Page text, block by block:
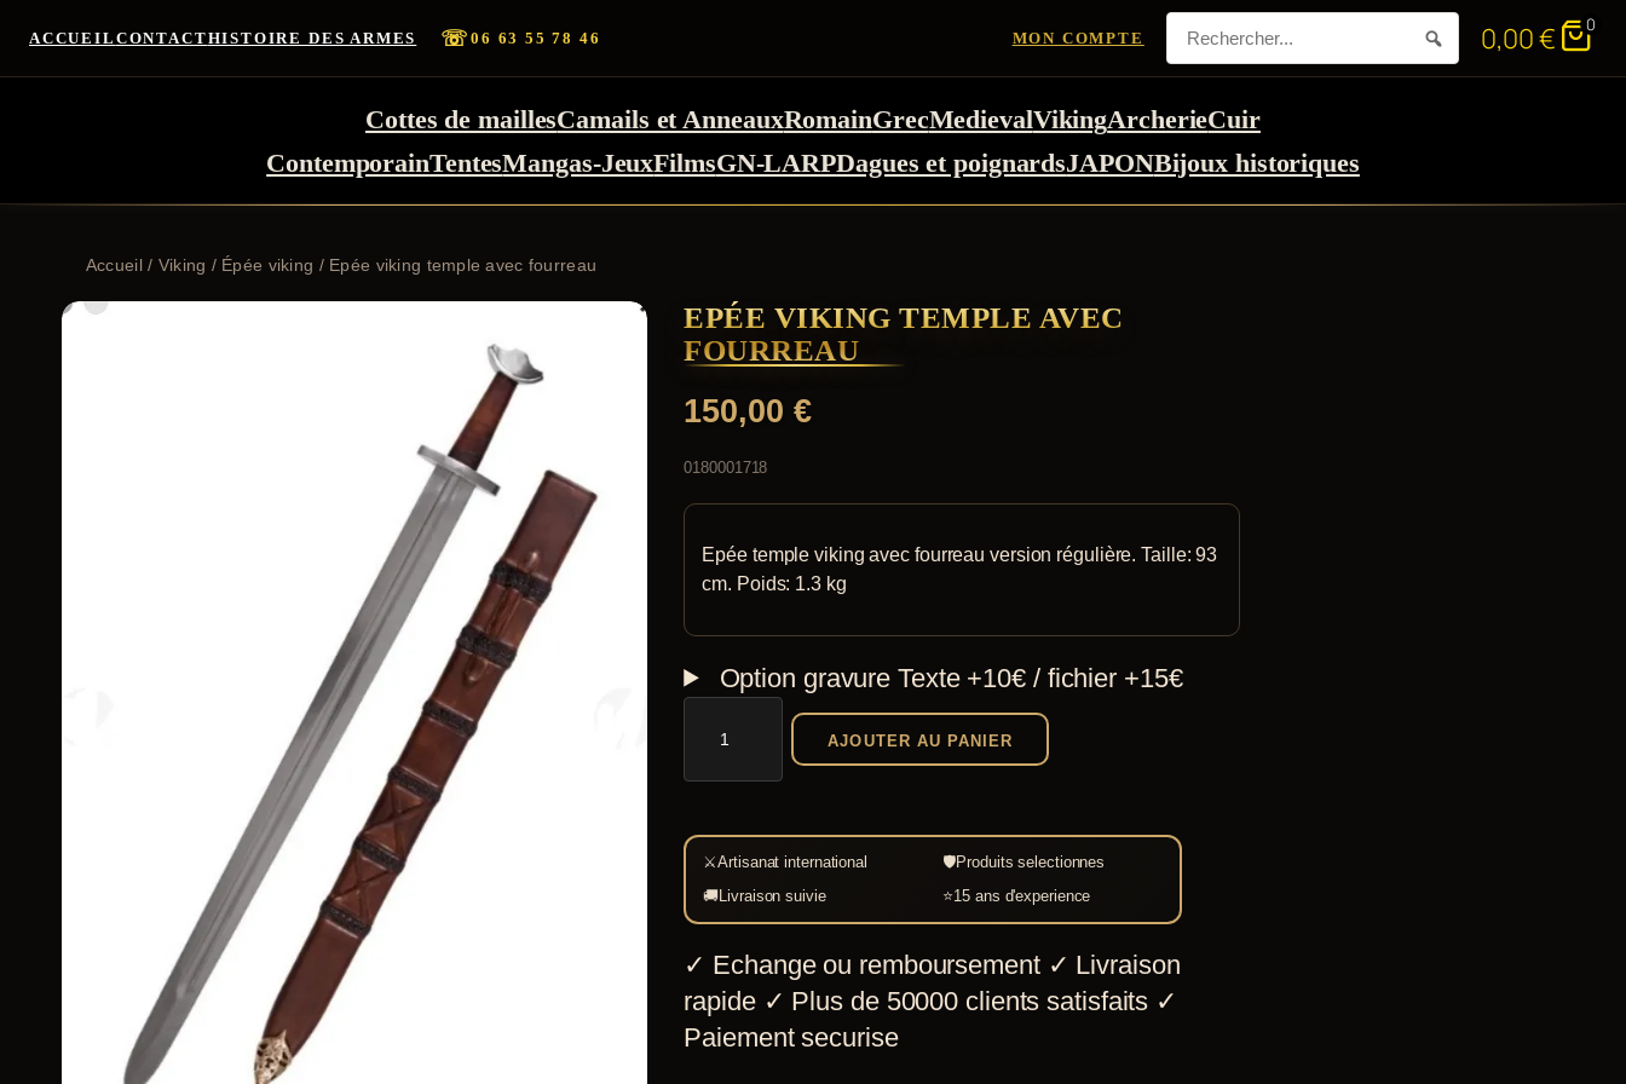
ACCUEIL CONTACTHISTOIRE DES ARMES ☏06 63 55 78 46 MON COMPTE 0,00€ 0
Cottes de maillesCamails et AnneauxRomainGrecMedievalVikingArcherieCuir
ContemporainTentesMangas-JeuxFilmsGN-LARPDagues et poignardsJAPONBijoux historiques
Accueil/ Viking / Épée viking / Epée viking temple avec fourreau
EPÉE VIKING TEMPLE AVEC
FOURREAU
150,00 €
0180001718
Epée temple viking avec fourreau version régulière. Taille: 93
cm. Poids: 1.3 kg
Option gravure Texte +10€ / fichier +15€
Epée
temple
avec
fourreau
AJOUTER AU PANIER
⚔Artisanat international 🛡Produits selectionnes
🚚Livraison suivie ⭐15 ans d'experience
✓ Echange ou remboursement ✓ Livraison
rapide ✓ Plus de 50000 clients satisfaits ✓
Paiement securise